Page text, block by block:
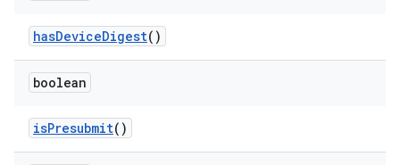
hasDeviceDigest()
boolean
isPresubmit()